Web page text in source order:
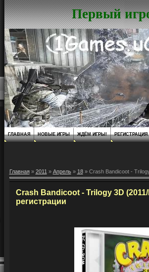
Первый
ГЛАВНАЯ НОВЫЕ ИГРЫ ЖДЁМ ИГРЫ! РЕГИСТРАЦИЯ
Главная» 2011 » Апрель » 18» Crash Bandicoot -
Crash Bandicoot - Trilogy 3D
регистрации